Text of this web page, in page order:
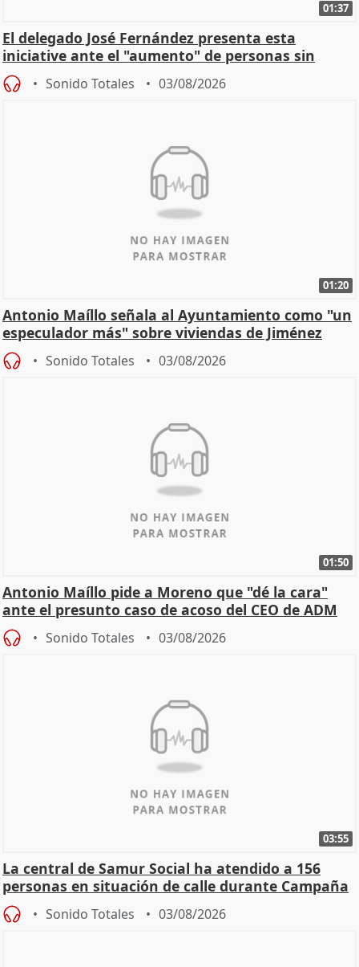
01:37
El delegado José Fernández presenta esta
iniciative ante el "aumento" de personas sin
hogar en Madri
Sonido Totales 03/08/2026
01:20
Antonio Maíllo señala al Ayuntamiento como "un
especulador más" sobre viviendas de Jiménez
Becerril
Sonido Totales 03/08/2026
01:50
Antonio Maíllo pide a Moreno que "dé la cara"
ante el presunto caso de acoso del CEO de ADM
Sonido Totales 03/08/2026
03:55
La central de Samur Social ha atendido a 156
personas en situación de calle durante Campaña
de Calor
Sonido Totales 03/08/2026